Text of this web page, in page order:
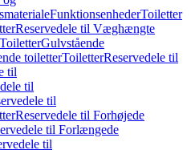
FunktionsenhederToiletter
Reservedele til Væghængte
Gulvstående
toiletterToiletterReservedele til
til
til
til
Reservedele til Forhøjede
til Forlængede
til